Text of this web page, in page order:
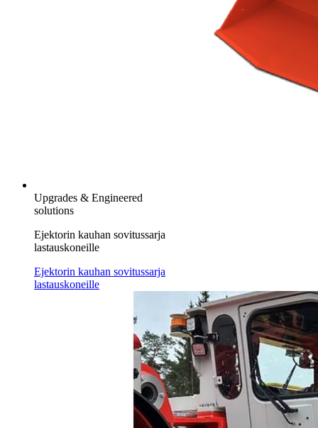
Upgrades & Engineered
solutions
Ejektorin kauhan sovitussarja
lastauskoneille
Ejektorin kauhan sovitussarja
lastauskoneille